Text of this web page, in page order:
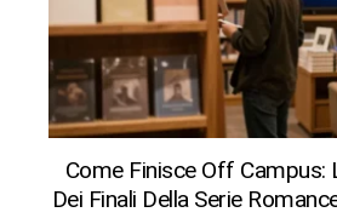
Come Finisce Off Campus:
Dei Finali Della Serie